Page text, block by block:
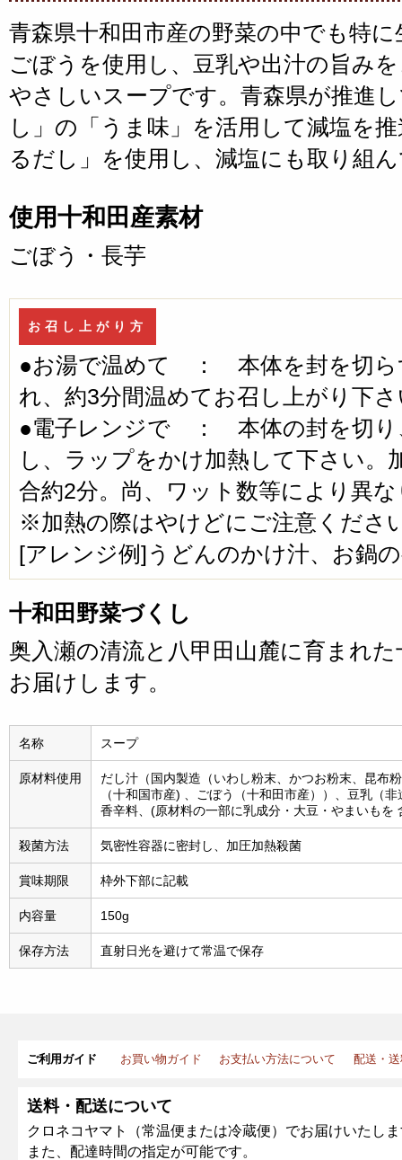
青森県十和田市産の野菜の中でも特に
ごぼうを使用し、豆乳や出汁の旨み
やさしいスープです。青森県が推進
し」の「うま味」を活用して減塩を
るだし」を使用し、減塩にも取り組
使用十和田産素材
ごぼう・長芋
お召し上がり方
●お湯で温めて ： 本体を封を切ら
れ、約3分間温めてお召し上がり下
●電子レンジで ： 本体の封を切り
し、ラップをかけ加熱して下さい。
合約2分。尚、ワット数等により異
※加熱の際はやけどにご注意くださ
[アレンジ例]うどんのかけ汁、お鍋
十和田野菜づくし
奥入瀬の清流と八甲田山麓に育まれ
お届けします。
名称 スープ
原材料使用
だし汁（国内製造（いわし粉末、かつお粉末、昆布
（十和国市産) 、ごぼう（十和田市産））、豆乳（
香辛料、(原材料の一部に乳成分・大豆・やまいもを
殺菌方法 気密性容器に密封し、加圧加熱殺菌
賞味期限 枠外下部に記載
内容量 150g
保存方法 直射日光を避けて常温で保存
ご利用ガイド お買い物ガイド お支払い方法について 配送・
送料・配送について
クロネコヤマト（常温便または冷蔵便）でお届けいたし
また、配達時間の指定が可能です。